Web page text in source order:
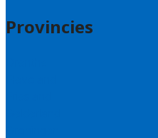
Provincies